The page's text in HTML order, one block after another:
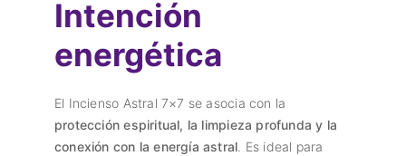
Intención
energética
El Incienso Astral 7×7 se asocia con la
protección espiritual, la limpieza profunda y la
conexión con la energía astral. Es ideal para